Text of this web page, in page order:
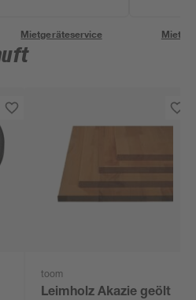
Mietgeräteservice
toom
Leimholz Akazie geölt